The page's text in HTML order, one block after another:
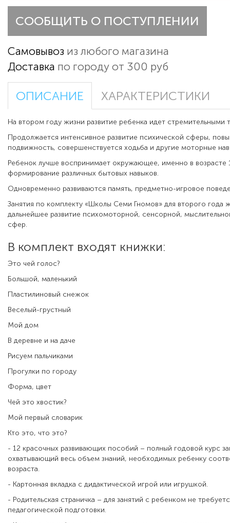
СООБЩИТЬ О ПОСТУПЛЕНИИ
Самовывоз из любого магазина
Доставка по городу от 300 руб
ОПИСАНИЕ ХАРАКТЕРИСТИКИ
На втором году жизни развитие ребенка идет стремительными
Продолжается интенсивное развитие психической сферы,
подвижность, совершенствуется ходьба и другие моторные
Ребенок лучше воспринимает окружающее, именно в возрасте
формирование различных бытовых навыков.
Одновременно развиваются память, предметно-игровое
Занятия по комплекту «Школы Семи Гномов» для второго года
дальнейшее развитие психомоторной, сенсорной,
сфер.
В комплект входят книжки:
Это чей голос?
Большой, маленький
Пластилиновый снежок
Веселый-грустный
Мой дом
В деревне и на даче
Рисуем пальчиками
Прогулки по городу
Форма, цвет
Чей это хвостик?
Мой первый словарик
Кто это, что это?
- 12 красочных развивающих пособий – полный годовой курс
охватывающий весь объем знаний, необходимых ребенку
возраста.
- Картонная вкладка с дидактической игрой или игрушкой.
- Родительская страничка – для занятий с ребенком не
педагогической подготовки.